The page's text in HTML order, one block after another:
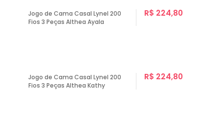
Jogo de Cama Casal Lynel 200
Fios 3 Peças Althea Ayala
R$ 224,80
Jogo de Cama Casal Lynel 200
Fios 3 Peças Althea Kathy
R$ 224,80